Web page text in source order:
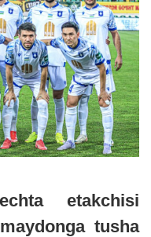
etakchisi
tusha